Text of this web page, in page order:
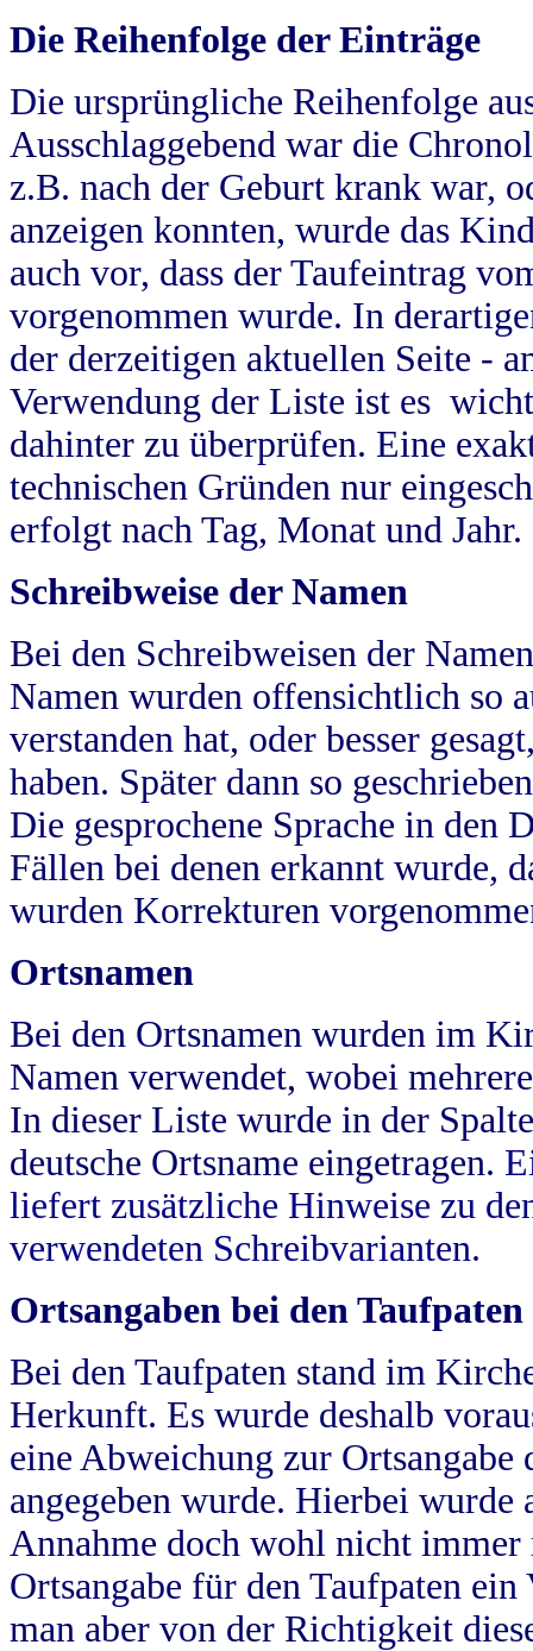
Die Reihenfolge der Einträge
Die ursprüngliche Reihenfolge
Ausschlaggebend war die
z.B. nach der Geburt krank war,
anzeigen konnten, wurde das
auch vor, dass der Taufeintrag
vorgenommen wurde. In
der derzeitigen aktuellen Seite -
Verwendung der Liste ist es
dahinter zu überprüfen. Eine
technischen Gründen nur
erfolgt nach Tag, Monat und Jahr.
Schreibweise der Namen
Bei den Schreibweisen der
Namen wurden offensichtlich so
verstanden hat, oder besser
haben. Später dann so
Die gesprochene Sprache in
Fällen bei denen erkannt wurde,
wurden Korrekturen
Ortsnamen
Bei den Ortsnamen wurden im
Namen verwendet, wobei
In dieser Liste wurde in der
deutsche Ortsname eingetragen.
liefert zusätzliche Hinweise zu
verwendeten Schreibvarianten.
Ortsangaben bei den Taufpaten
Bei den Taufpaten stand im
Herkunft. Es wurde deshalb
eine Abweichung zur
angegeben wurde. Hierbei wurde
Annahme doch wohl nicht
Ortsangabe für den Taufpaten
man aber von der Richtigkeit